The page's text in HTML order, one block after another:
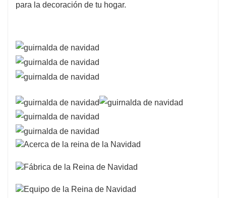
para la decoración de tu hogar.